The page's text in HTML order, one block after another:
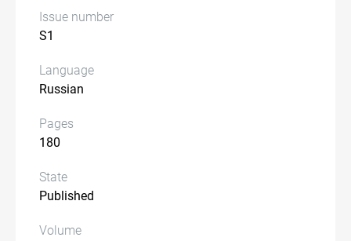
Issue number
S1
Language
Russian
Pages
180
State
Published
Volume